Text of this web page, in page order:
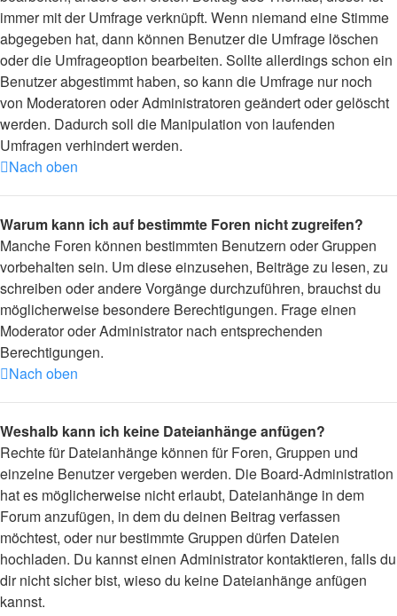
immer mit der Umfrage verknüpft. Wenn niemand eine Stimme
abgegeben hat, dann können Benutzer die Umfrage löschen
oder die Umfrageoption bearbeiten. Sollte allerdings schon ein
Benutzer abgestimmt haben, so kann die Umfrage nur noch
von Moderatoren oder Administratoren geändert oder gelöscht
werden. Dadurch soll die Manipulation von laufenden
Umfragen verhindert werden.
Nach oben
Warum kann ich auf bestimmte Foren nicht zugreifen?
Manche Foren können bestimmten Benutzern oder Gruppen
vorbehalten sein. Um diese einzusehen, Beiträge zu lesen, zu
schreiben oder andere Vorgänge durchzuführen, brauchst du
möglicherweise besondere Berechtigungen. Frage einen
Moderator oder Administrator nach entsprechenden
Berechtigungen.
Nach oben
Weshalb kann ich keine Dateianhänge anfügen?
Rechte für Dateianhänge können für Foren, Gruppen und
einzelne Benutzer vergeben werden. Die Board-Administration
hat es möglicherweise nicht erlaubt, Dateianhänge in dem
Forum anzufügen, in dem du deinen Beitrag verfassen
möchtest, oder nur bestimmte Gruppen dürfen Dateien
hochladen. Du kannst einen Administrator kontaktieren, falls du
dir nicht sicher bist, wieso du keine Dateianhänge anfügen
kannst.